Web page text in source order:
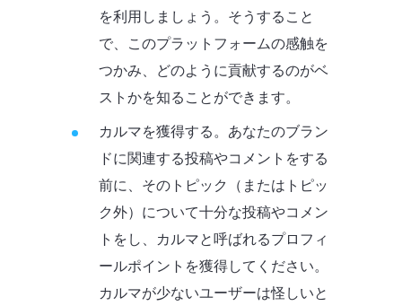
を利用しましょう。そうすること
で、このプラットフォームの感触を
つかみ、どのように貢献するのがベ
ストかを知ることができます。
カルマを獲得する。あなたのブラン
ドに関連する投稿やコメントをする
前に、そのトピック（またはトピッ
ク外）について十分な投稿やコメン
トをし、カルマと呼ばれるプロフィ
ールポイントを獲得してください。
カルマが少ないユーザーは怪しいと